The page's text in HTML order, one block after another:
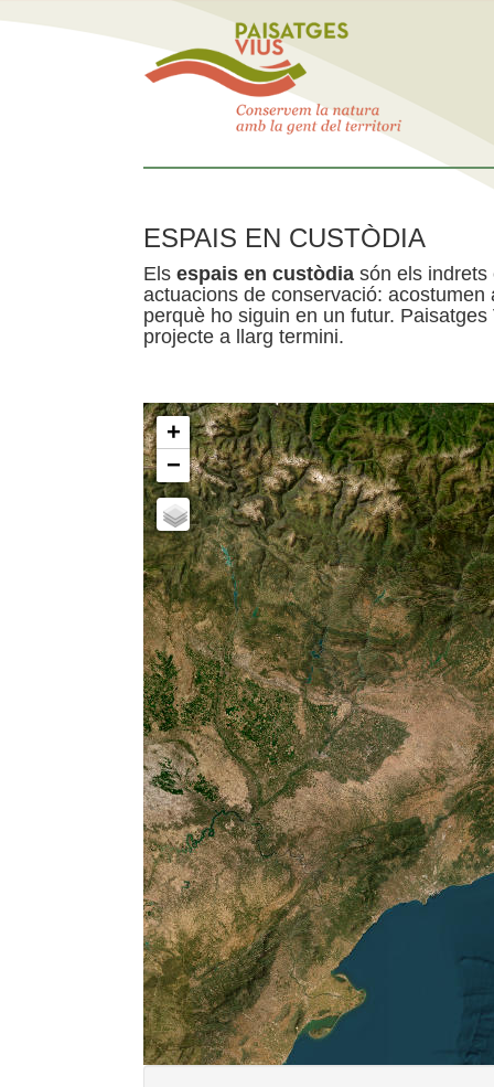
ESPAIS EN CUSTÒDIA
Els espais en custòdia són els indrets
actuacions de conservació:
perquè ho siguin en un futur.
projecte a llarg termini.
+
−